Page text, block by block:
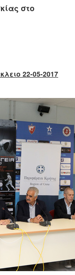
στο
22-05-2017